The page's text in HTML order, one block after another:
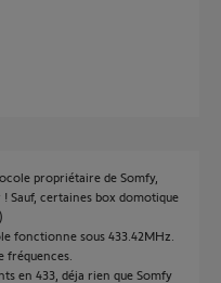
propriétaire de Somfy,
Sauf, certaines box domotique
fonctionne sous 433.42MHz.
fréquences.
en 433, déja rien que Somfy